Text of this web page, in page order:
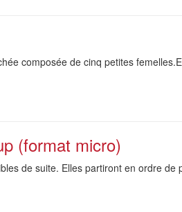
composée de cinq petites
(format micro)
de suite. Elles partiront en ordre